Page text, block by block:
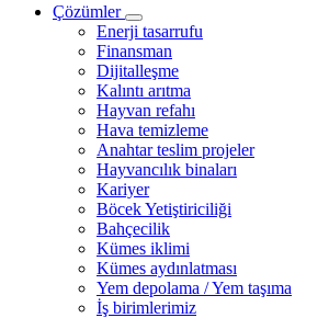
Çözümler
Enerji tasarrufu
Finansman
Dijitalleşme
Kalıntı arıtma
Hayvan refahı
Hava temizleme
Anahtar teslim projeler
Hayvancılık binaları
Kariyer
Böcek Yetiştiriciliği
Bahçecilik
Kümes iklimi
Kümes aydınlatması
Yem depolama / Yem taşıma
İş birimlerimiz